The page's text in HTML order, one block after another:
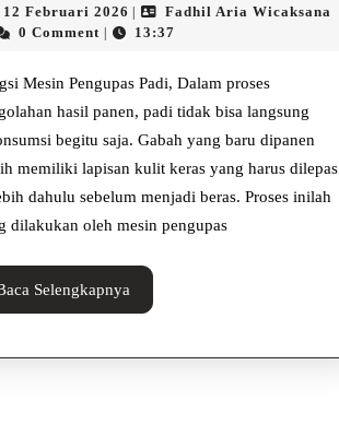
Pengupas
Padi
agar
Produksi
Lebih
Efisien
12 Februari 2026 12
Februari
Fadhil Aria Wicaksana
0 Comment 13:37
Mesin Pengupas Padi, Dalam proses
hasil panen, padi tidak bisa langsung
begitu saja. Gabah yang baru dipanen
memiliki lapisan kulit keras yang harus dilepas
dahulu sebelum menjadi beras. Proses inilah
dilakukan oleh mesin pengupas
Selengkapnya
Selengkapnya